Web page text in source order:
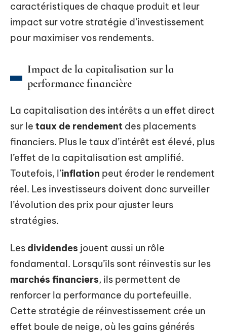
caractéristiques de chaque produit et leur
impact sur votre stratégie d’investissement
pour maximiser vos rendements.
Impact de la capitalisation sur la
performance financière
La capitalisation des intérêts a un effet direct
sur le taux de rendement des placements
financiers. Plus le taux d’intérêt est élevé, plus
l’effet de la capitalisation est amplifié.
Toutefois, l’inflation peut éroder le rendement
réel. Les investisseurs doivent donc surveiller
l’évolution des prix pour ajuster leurs
stratégies.
Les dividendes jouent aussi un rôle
fondamental. Lorsqu’ils sont réinvestis sur les
marchés financiers, ils permettent de
renforcer la performance du portefeuille.
Cette stratégie de réinvestissement crée un
effet boule de neige, où les gains générés